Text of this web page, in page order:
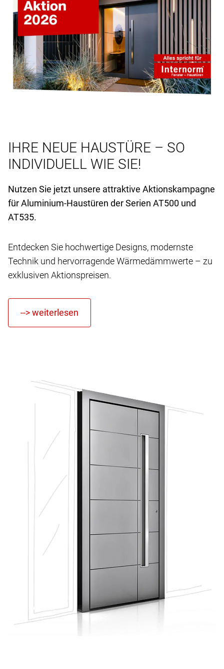
IHRE NEUE HAUSTÜRE – SO
INDIVIDUELL WIE SIE!
Nutzen Sie jetzt unsere attraktive Aktionskampagne
für Aluminium-Haustüren der Serien AT500 und
AT535.
Entdecken Sie hochwertige Designs, modernste
Technik und hervorragende Wärmedämmwerte – zu
exklusiven Aktionspreisen.